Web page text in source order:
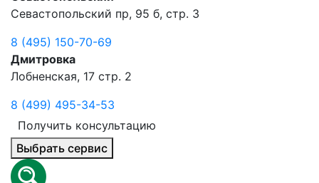
Севастопольский пр, 95 б, стр. 3
8 (495) 150-70-69
Дмитровка
Лобненская, 17 стр. 2
8 (499) 495-34-53
Получить консультацию
Выбрать сервис